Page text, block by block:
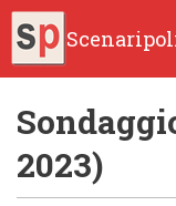
2023)